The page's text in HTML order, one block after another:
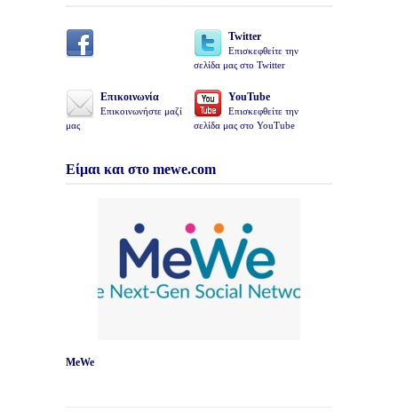
Twitter
Επισκεφθείτε την
σελίδα μας στο Twitter
Επικοινωνία
Επικοινωνήστε μαζί
μας
YouTube
Επισκεφθείτε την
σελίδα μας στο YouTube
Είμαι και στο mewe.com
MeWe